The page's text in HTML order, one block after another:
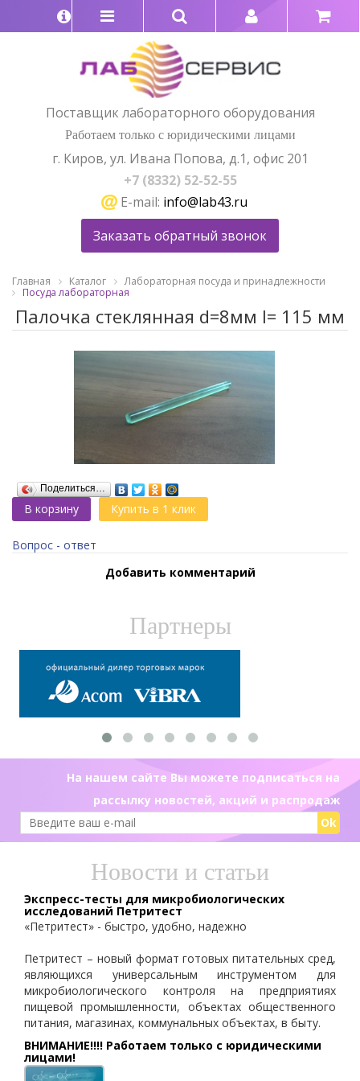
Поставщик лабораторного оборудования
Работаем только с юридическими лицами
г. Киров, ул. Ивана Попова, д.1, офис 201
+7 (8332) 52-52-55
E-mail: info@lab43.ru
Заказать обратный звонок
Главная Каталог
Лабораторная посуда и принадлежности
Посуда лабораторная
Палочка стеклянная d=8мм l= 115 мм
Поделиться…
В корзину Купить в 1 клик
Вопрос - ответ
Добавить комментарий
Партнеры
На нашем сайте Вы можете подписаться на
рассылку новостей, акций и распродаж
Ok
Новости и статьи
Экспресс-тесты для микробиологических
исследований Петритест
«Петритест» - быстро, удобно, надежно
Петритест – новый формат готовых питательных сред,
являющихся универсальным инструментом для
микробиологического контроля на предприятиях
пищевой промышленности, объектах общественного
питания, магазинах, коммунальных объектах, в быту.
ВНИМАНИЕ!!!! Работаем только с юридическими
лицами!